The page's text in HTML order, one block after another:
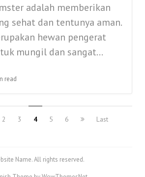
adalah memberikan
sehat dan tentunya aman.
hewan pengerat
mungil dan sangat...
read
2 3 4 5 6 Last
Name. All rights reserved.